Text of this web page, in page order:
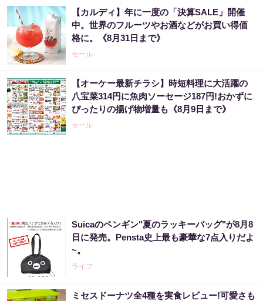
【カルディ】年に一度の「決算SALE」開催
中。世界のフルーツやお酒などがお買い得価
格に。《8月31日まで》
セール
【オーケー最新チラシ】時短料理に大活躍の
八宝菜314円に魚肉ソーセージ187円!おかずに
ぴったりの揚げ物増量も《8月9日まで》
セール
Suicaのペンギン"夏のラッキーバッグ"が8月8
日に発売。Pensta史上最も豪華な7点入りだよ
~。
ライフ
ミセスドーナツ全4種を実食レビュー!可愛さも